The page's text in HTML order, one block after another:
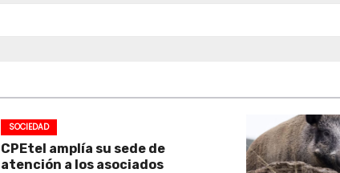
SOCIEDAD
CPEtel amplía su sede de
atención a los asociados